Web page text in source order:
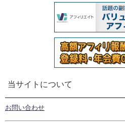
当サイトについて
お問い合わせ